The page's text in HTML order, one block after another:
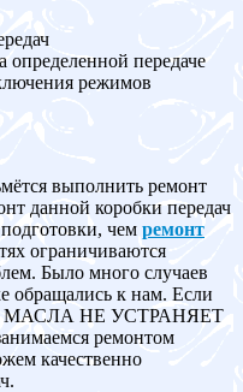
передаче
режимов
выполнить ремонт
данной коробки передач
чем ремонт
ограничиваются
Было много случаев
обращались к нам. Если
МАСЛА НЕ УСТРАНЯЕТ
ремонтом
качественно